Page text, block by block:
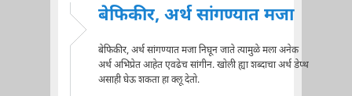
बेफिकीर, अर्थ सांगण्यात मजा
बेफिकीर, अर्थ सांगण्यात मजा निघून जाते त्यामुळे मला अनेक
अर्थ अभिप्रेत आहेत एवढेच सांगीन. खोली ह्या शब्दाचा अर्थ डेप्थ
असाही घेऊ शकता हा क्लू देतो.